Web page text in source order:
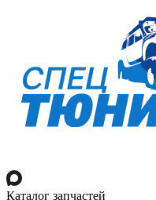
Каталог запчастей